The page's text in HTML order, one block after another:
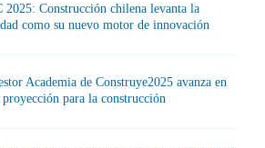
Construcción chilena levanta la
como su nuevo motor de innovación
Academia de Construye2025 avanza en
para la construcción